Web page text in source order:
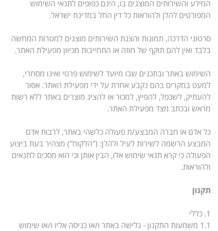
המידע והשירותים המוצגים בו, הינם כפופים לתנאי השימוש
המפורטים להלן ולהוראות כל דין החל במדינת ישראל.
סרטוני הדרכה, תמונות והצגת השירותים מוצגים למטרות המחשה
בלבד ואין להם תוקף של חוזה או התחייבות מכיוון מפעילת האתר.
השימוש באתר ובתכנים שבו מיועד לשימוש פרטי ואינו מסחרי,
למעט במקרים בהם נקבע אחרת על ידי מפעילת האתר. אסור
להעתיק, לשכפל, להפיץ, למכור או להציג מוצרים באתר ללא רשות
מראש ובכתב מצד מפעילת האתר.
כל אדם או חברה המבצע/ת פעולה כלשהי באתר, לרבות אדם
המבצע הרשמה לשירות לעיל ולהלן: ("הלקוח") מצהיר בעת ביצוע
הפעולה כי קרא תנאי שימוש אלו, הבין אותן וכי הוא מסכים לתנאים
ולהוראות.
תקנון
1. כללי
1.1 משמעות התקנון - גלישה באתר ו/או כניסה אליו ו/או שימוש